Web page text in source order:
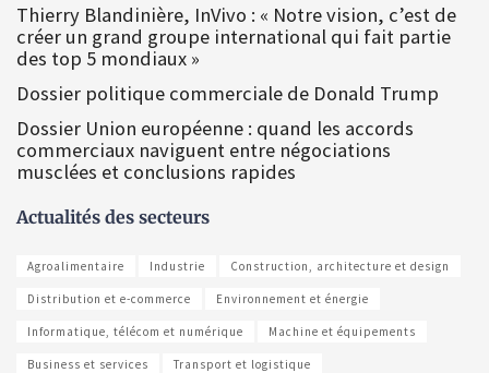
Thierry Blandinière, InVivo : « Notre vision, c’est de
créer un grand groupe international qui fait partie
des top 5 mondiaux »
Dossier politique commerciale de Donald Trump
Dossier Union européenne : quand les accords
commerciaux naviguent entre négociations
musclées et conclusions rapides
Actualités des secteurs
Agroalimentaire Industrie Construction, architecture et design
Distribution et e-commerce Environnement et énergie
Informatique, télécom et numérique Machine et équipements
Business et services Transport et logistique